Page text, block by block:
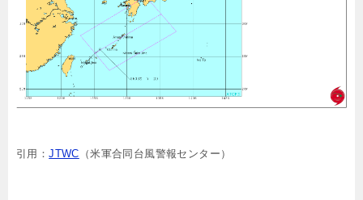
引用：JTWC （米軍合同台風警報センター）